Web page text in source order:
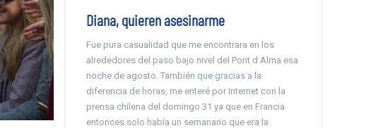
Diana, quieren asesinarme
Fue pura casualidad que me encontrara en los
alrededores del paso bajo nivel del Pont d Alma esa
noche de agosto. También que gracias a la
diferencia de horas, me enteré por Internet con la
prensa chilena del domingo 31 ya que en Francia
entonces solo había un semanario que era la